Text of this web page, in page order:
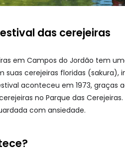
das cerejeiras
em Campos do Jordão tem
suas cerejeiras floridas
aconteceu em 1973, graças
no Parque das
com ansiedade.